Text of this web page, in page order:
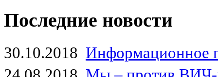
Последние новости
30.10.2018 Информационное